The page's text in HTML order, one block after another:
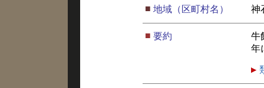
■ 地域（区町村名） 神
■ 要約
牛
年